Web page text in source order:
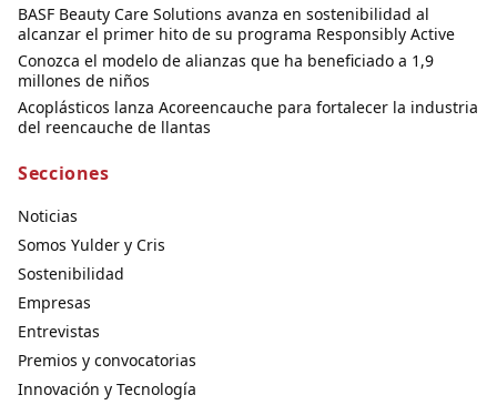
BASF Beauty Care Solutions avanza en sostenibilidad al
alcanzar el primer hito de su programa Responsibly Active
Conozca el modelo de alianzas que ha beneficiado a 1,9
millones de niños
Acoplásticos lanza Acoreencauche para fortalecer la industria
del reencauche de llantas
Secciones
Noticias
Somos Yulder y Cris
Sostenibilidad
Empresas
Entrevistas
Premios y convocatorias
Innovación y Tecnología